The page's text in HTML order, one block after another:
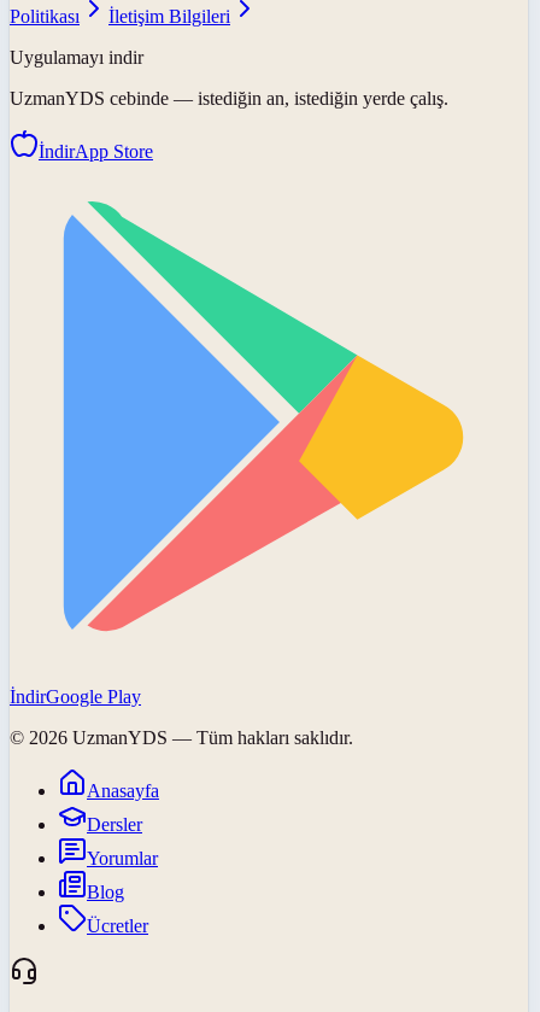
Politikası
İletişim Bilgileri
Uygulamayı indir
UzmanYDS cebinde — istediğin an, istediğin yerde çalış.
İndirApp Store
İndirGoogle Play
© 2026 UzmanYDS — Tüm hakları saklıdır.
Anasayfa
Dersler
Yorumlar
Blog
Ücretler